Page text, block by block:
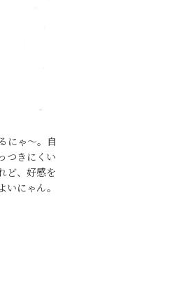
にゃ～。自
つきにくい
ど、好感を
にゃん。